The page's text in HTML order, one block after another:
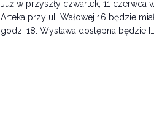
Już w przyszły czwartek, 11 czerwca
Arteka przy ul. Wałowej 16 będzie
godz. 18. Wystawa dostępna będzie